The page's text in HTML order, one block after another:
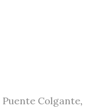
Puente Colgante,